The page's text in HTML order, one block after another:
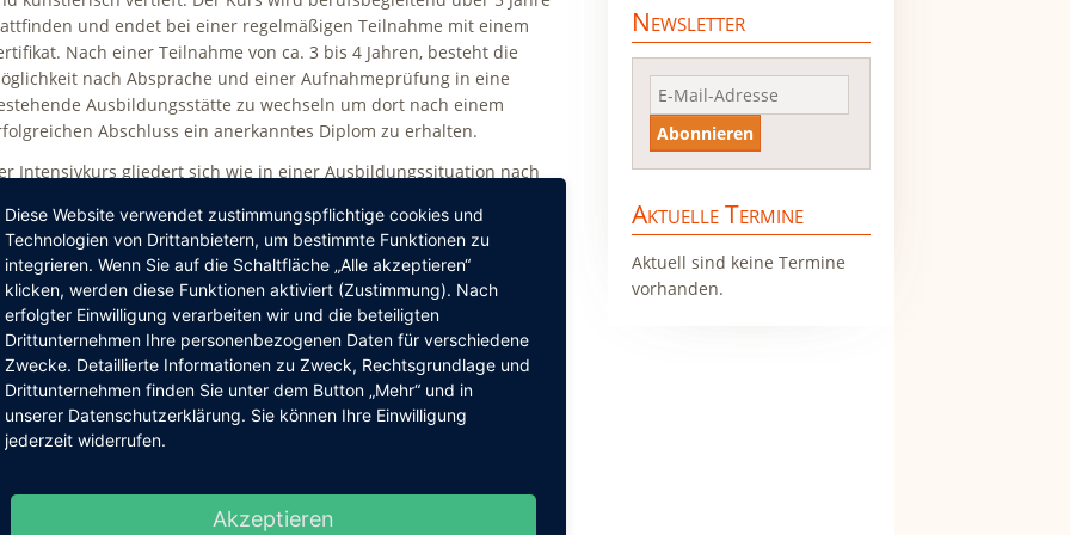
und endet bei einer regelmäßigen Teilnahme mit einem
Nach einer Teilnahme von ca. 3 bis 4 Jahren, besteht die
nach Absprache und einer Aufnahmeprüfung in eine
Ausbildungsstätte zu wechseln um dort nach einem
Abschluss ein anerkanntes Diplom zu erhalten.
Intensivkurs gliedert sich wie in einer Ausbildungssituation nach
Blockwochen und Wochenenden jeweils mit einem
besuchten Semesterabschluss in einen höheren Kurs
Interesse wird ein Gespräch stattfinden. Wir behalten uns
vor eine Eignung für den Intensivkurs und den Beruf als
zu prüfen. Hier sind eine physische und psychische
erforderlich.
bieten einen Intensivkurs:
4 Blockwochen und ca. 20 Wochenenden im
Newsletter
E-
Mail-
Adresse
Abonnieren
Aktuelle Termine
Aktuell sind keine Termine
vorhanden.
Diese Website verwendet zustimmungspflichtige cookies und
Technologien von Drittanbietern, um bestimmte Funktionen zu
integrieren. Wenn Sie auf die Schaltfläche „Alle akzeptieren“
klicken, werden diese Funktionen aktiviert (Zustimmung). Nach
erfolgter Einwilligung verarbeiten wir und die beteiligten
Drittunternehmen Ihre personenbezogenen Daten für verschiedene
Zwecke. Detaillierte Informationen zu Zweck, Rechtsgrundlage und
Drittunternehmen finden Sie unter dem Button „Mehr“ und in
unserer Datenschutzerklärung. Sie können Ihre Einwilligung
jederzeit widerrufen.
Akzeptieren